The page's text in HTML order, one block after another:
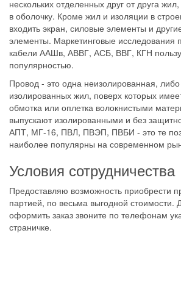
нескольких отделенных друг от друга
в оболочку. Кроме жил и изоляции в
входить экран, силовые элементы и
элементы. Маркетинговые исследования
кабели ААШв, АВВГ, АСБ, ВВГ, КГН
популярностью.
Провод - это одна неизолированная,
изолированных жил, поверх которых
обмотка или оплетка волокнистыми
выпускают изолированными и без
АПТ, МГ-16, ПВЛ, ПВЭП, ПВБИ - это те
наиболее популярны на современном
Условия сотрудничества
Предоставляю возможность приобрести
партией, по весьма выгодной стоимости.
оформить заказ звоните по телефонам
страничке.